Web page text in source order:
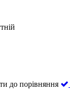
до порівняння